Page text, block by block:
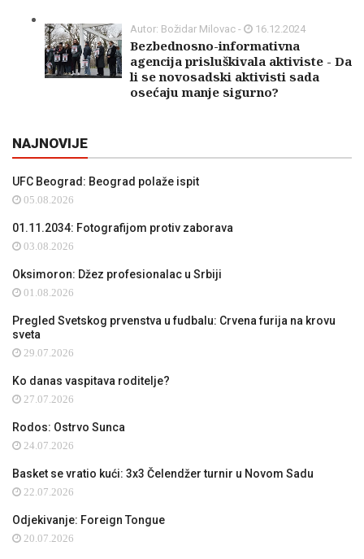
Autor: Božidar Milovac - 16.12.2024
Bezbednosno-informativna
agencija prisluškivala aktiviste - Da
li se novosadski aktivisti sada
osećaju manje sigurno?
NAJNOVIJE
UFC Beograd: Beograd polaže ispit
05.08.2026
01.11.2034: Fotografijom protiv zaborava
03.08.2026
Oksimoron: Džez profesionalac u Srbiji
01.08.2026
Pregled Svetskog prvenstva u fudbalu: Crvena furija na krovu
sveta
29.07.2026
Ko danas vaspitava roditelje?
27.07.2026
Rodos: Ostrvo Sunca
24.07.2026
Basket se vratio kući: 3x3 Čelendžer turnir u Novom Sadu
22.07.2026
Odjekivanje: Foreign Tongue
20.07.2026